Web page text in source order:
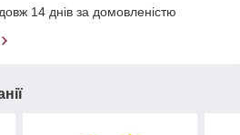
14 днів за домовленістю